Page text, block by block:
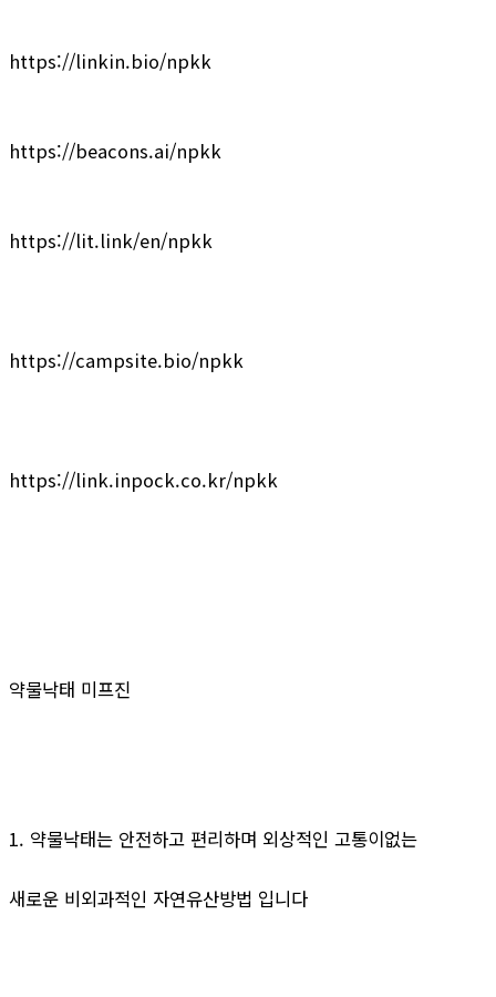
https://linkin.bio/npkk
https://beacons.ai/npkk
https://lit.link/en/npkk
https://campsite.bio/npkk
https://link.inpock.co.kr/npkk
약물낙태 미프진
1. 약물낙태는 안전하고 편리하며 외상적인 고통이없는
새로운 비외과적인 자연유산방법 입니다